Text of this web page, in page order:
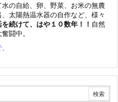
の自給、卵、野菜、お米の無農
太陽熱温水器の自作など、様々
続けて、はや１０数年！！ 自然
闘中。